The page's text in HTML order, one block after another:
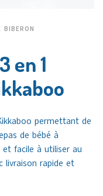
BIBERON
en 1
permettant de
de bébé à
facile à utiliser au
livraison rapide et